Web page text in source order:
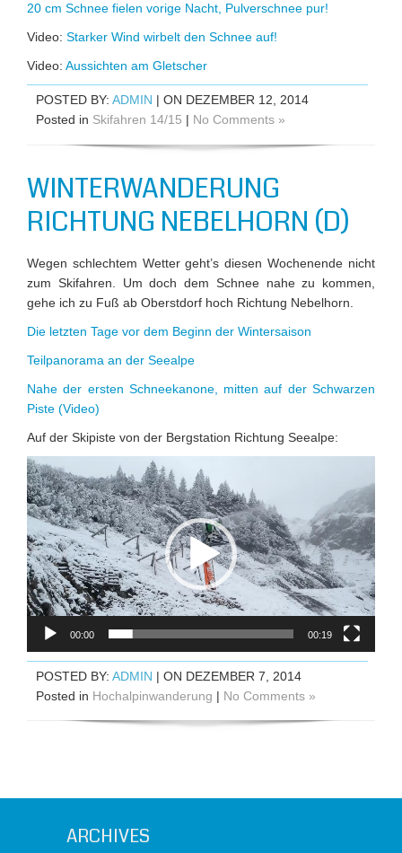
20 cm Schnee fielen vorige Nacht, Pulverschnee pur!
Video: Starker Wind wirbelt den Schnee auf!
Video: Aussichten am Gletscher
POSTED BY: ADMIN | ON DEZEMBER 12, 2014
Posted in Skifahren 14/15 | No Comments »
WINTERWANDERUNG
RICHTUNG NEBELHORN (D)
Wegen schlechtem Wetter geht’s diesen Wochenende nicht
zum Skifahren. Um doch dem Schnee nahe zu kommen,
gehe ich zu Fuß ab Oberstdorf hoch Richtung Nebelhorn.
Die letzten Tage vor dem Beginn der Wintersaison
Teilpanorama an der Seealpe
Nahe der ersten Schneekanone, mitten auf der Schwarzen
Piste (Video)
Auf der Skipiste von der Bergstation Richtung Seealpe:
Video-
Player
00:00 00:19
POSTED BY: ADMIN | ON DEZEMBER 7, 2014
Posted in Hochalpinwanderung | No Comments »
ARCHIVES